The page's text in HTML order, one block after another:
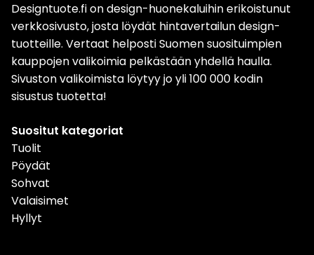
Designtuote.fi on design-huonekaluihin erikoistunut
verkkosivusto, josta löydät hintavertailun design-
tuotteille. Vertaat helposti Suomen suosituimpien
kauppojen valikoimia pelkästään yhdellä haulla.
Sivuston valikoimista löytyy jo yli 100 000 kodin
sisustus tuotetta!
Suositut kategoriat
Tuolit
Pöydät
Sohvat
Valaisimet
Hyllyt